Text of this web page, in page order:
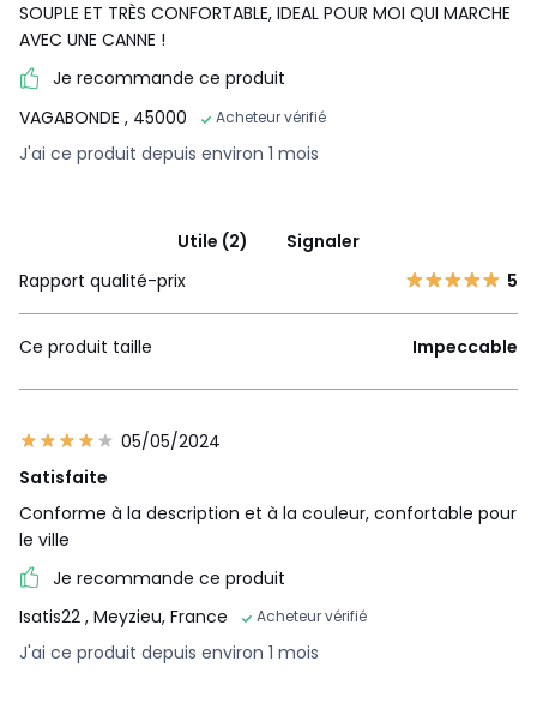
SOUPLE ET TRÈS CONFORTABLE, IDEAL POUR MOI QUI MARCHE
AVEC UNE CANNE !
Je recommande ce produit
VAGABONDE , 45000 Acheteur vérifié
J'ai ce produit depuis environ 1 mois
Utile (2)
Signaler
Rapport qualité-prix
5
Ce produit taille Impeccable
05/05/2024
Satisfaite
Conforme à la description et à la couleur, confortable pour
le ville
Je recommande ce produit
Isatis22 , Meyzieu, France Acheteur vérifié
J'ai ce produit depuis environ 1 mois